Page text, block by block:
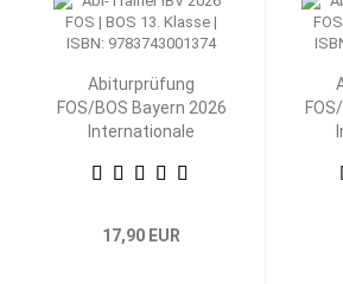
Abiturprüfung
FOS/BOS Bayern 2026
Internationale
Volkswirtschaftslehre
17,90 EUR